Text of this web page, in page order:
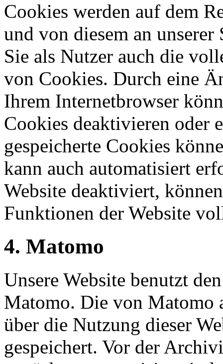
Cookies werden auf dem
und von diesem an
Sie als Nutzer auch die
von Cookies. Durch eine
Ihrem Internetbrowser
Cookies deaktivieren oder
gespeicherte Cookies
kann auch automatisiert
Website deaktiviert,
Funktionen der Website
4. Matomo
Unsere Website benutzt
Matomo. Die von Matomo
über die Nutzung dieser
gespeichert. Vor der